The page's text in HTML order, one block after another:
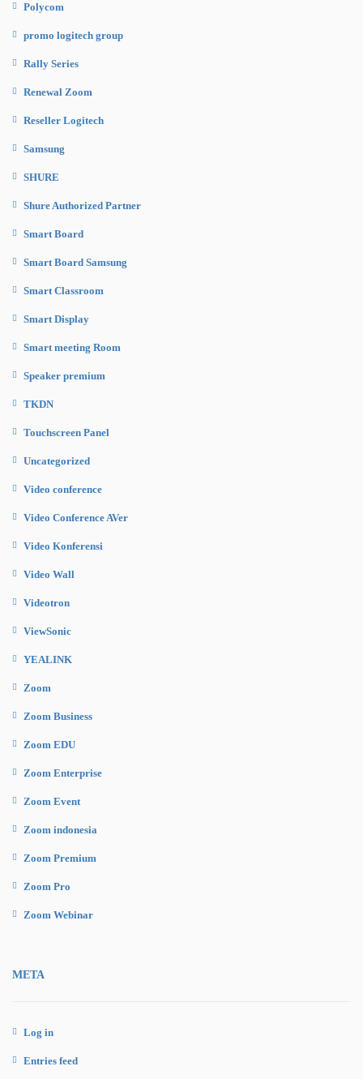
Polycom
promo logitech group
Rally Series
Renewal Zoom
Reseller Logitech
Samsung
SHURE
Shure Authorized Partner
Smart Board
Smart Board Samsung
Smart Classroom
Smart Display
Smart meeting Room
Speaker premium
TKDN
Touchscreen Panel
Uncategorized
Video conference
Video Conference AVer
Video Konferensi
Video Wall
Videotron
ViewSonic
YEALINK
Zoom
Zoom Business
Zoom EDU
Zoom Enterprise
Zoom Event
Zoom indonesia
Zoom Premium
Zoom Pro
Zoom Webinar
META
Log in
Entries feed